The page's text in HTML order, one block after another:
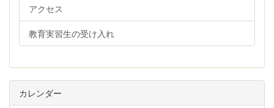
アクセス
教育実習生の受け入れ
カレンダー